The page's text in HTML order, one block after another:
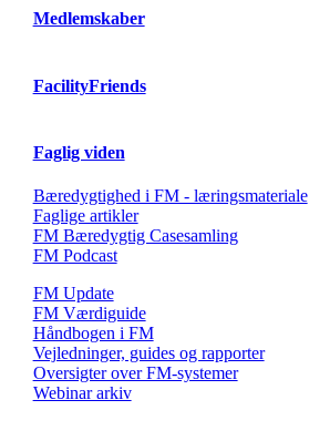
Medlemskaber
FacilityFriends
Faglig viden
Bæredygtighed i FM - læringsmateriale
Faglige artikler
FM Bæredygtig Casesamling
FM Podcast
FM Update
FM Værdiguide
Håndbogen i FM
Vejledninger, guides og rapporter
Oversigter over FM-systemer
Webinar arkiv